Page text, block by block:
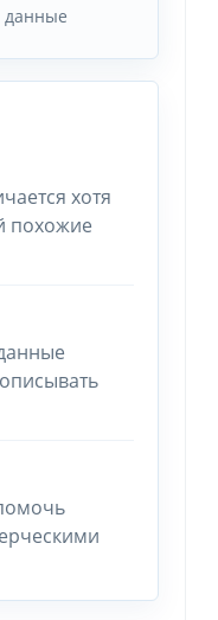
данные
хотя
похожие